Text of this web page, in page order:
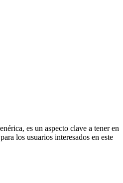
es un aspecto clave a tener en
los usuarios interesados en este